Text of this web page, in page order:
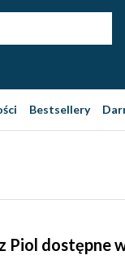
Bestsellery
Piol dostępne